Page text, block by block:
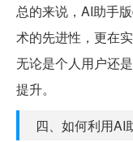
总的来说，AI助手
术的先进性，更在
无论是个人用户还
提升。
四、如何利用AI